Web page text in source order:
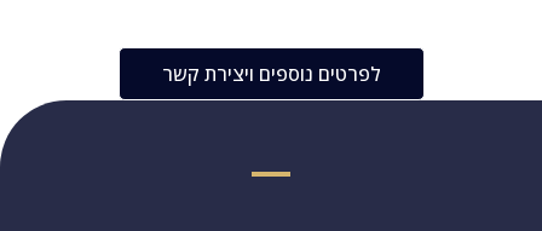
לפרטים נוספים ויצירת קשר